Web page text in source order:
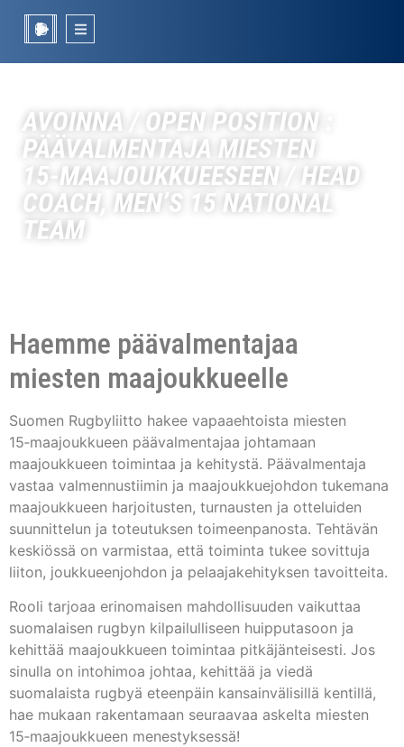
AVOINNA / OPEN POSITION :
PÄÄVALMENTAJA MIESTEN
15‑MAAJOUKKUEESEEN / HEAD
COACH, MEN’S 15 NATIONAL
TEAM
Haemme päävalmentajaa
miesten maajoukkueelle
Suomen Rugbyliitto hakee vapaaehtoista miesten
15‑maajoukkueen päävalmentajaa johtamaan
maajoukkueen toimintaa ja kehitystä. Päävalmentaja
vastaa valmennustiimin ja maajoukkuejohdon tukemana
maajoukkueen harjoitusten, turnausten ja otteluiden
suunnittelun ja toteutuksen toimeenpanosta. Tehtävän
keskiössä on varmistaa, että toiminta tukee sovittuja
liiton, joukkueenjohdon ja pelaajakehityksen tavoitteita.
Rooli tarjoaa erinomaisen mahdollisuuden vaikuttaa
suomalaisen rugbyn kilpailulliseen huipputasoon ja
kehittää maajoukkueen toimintaa pitkäjänteisesti. Jos
sinulla on intohimoa johtaa, kehittää ja viedä
suomalaista rugbyä eteenpäin kansainvälisillä kentillä,
hae mukaan rakentamaan seuraavaa askelta miesten
15‑maajoukkueen menestyksessä!